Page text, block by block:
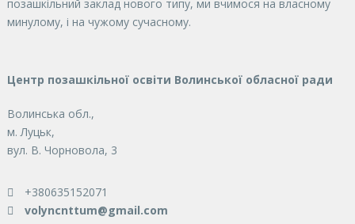
позашкільний заклад нового типу, ми вчимося на власному
минулому, і на чужому сучасному.
Центр позашкільної освіти Волинської обласної ради
Волинська обл.,
м. Луцьк,
вул. В. Чорновола, 3
+380635152071
volyncnttum@gmail.com